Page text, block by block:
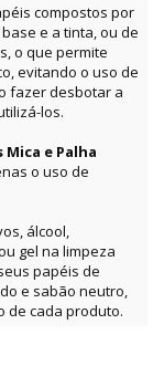
compostos por
e a tinta, ou de
o que permite
evitando o uso de
fazer desbotar a
los.
e Palha
o uso de
álcool,
gel na limpeza
papéis de
e sabão neutro,
de cada produto.